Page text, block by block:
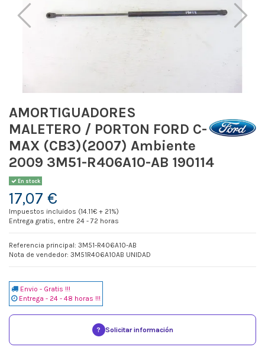
AMORTIGUADORES
MALETERO / PORTON FORD C-
MAX (CB3)(2007) Ambiente
2009 3M51-R406A10-AB 190114
En stock
17,07 €
Impuestos incluidos (14.11€ + 21%)
Entrega gratis, entre 24 - 72 horas
Referencia principal: 3M51-R406A10-AB
Nota de vendedor: 3M51R406A10AB UNIDAD
Envio - Gratis !!!
Entrega - 24 - 48 horas !!!
? Solicitar información